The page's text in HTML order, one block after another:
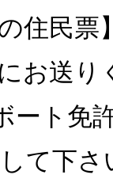
住民票
お送り
ート免
て下さ